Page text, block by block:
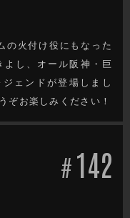
の火付け役にもなった
し、オール阪神・巨
ェンドが登場しまし
ぞお楽しみください！
#142